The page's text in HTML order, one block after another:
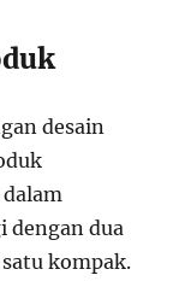
desain
dengan dua
kompak.